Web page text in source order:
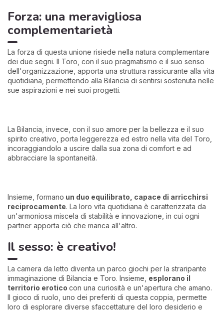
Forza: una meravigliosa
complementarietà
La forza di questa unione risiede nella natura complementare
dei due segni. Il Toro, con il suo pragmatismo e il suo senso
dell'organizzazione, apporta una struttura rassicurante alla vita
quotidiana, permettendo alla Bilancia di sentirsi sostenuta nelle
sue aspirazioni e nei suoi progetti.
La Bilancia, invece, con il suo amore per la bellezza e il suo
spirito creativo, porta leggerezza ed estro nella vita del Toro,
incoraggiandolo a uscire dalla sua zona di comfort e ad
abbracciare la spontaneità.
Insieme, formano un duo equilibrato, capace di arricchirsi
reciprocamente. La loro vita quotidiana è caratterizzata da
un'armoniosa miscela di stabilità e innovazione, in cui ogni
partner apporta ciò che manca all'altro.
Il sesso: è creativo!
La camera da letto diventa un parco giochi per la straripante
immaginazione di Bilancia e Toro. Insieme, esplorano il
territorio erotico con una curiosità e un'apertura che amano.
Il gioco di ruolo, uno dei preferiti di questa coppia, permette
loro di esplorare diverse sfaccettature del loro desiderio e